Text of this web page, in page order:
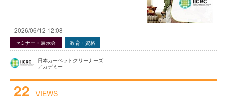
2026/06/12 12:08
セミナー・展示会 教育・資格
日本カーペットクリーナーズ
アカデミー
22 VIEWS